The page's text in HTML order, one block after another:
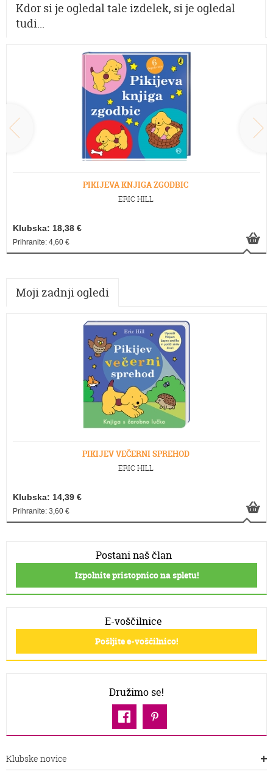
Kdor si je ogledal tale izdelek, si je ogledal
tudi...
PIKIJEVA KNJIGA ZGODBIC
ERIC HILL
Klubska: 18,38 €
Prihranite: 4,60 €
Moji zadnji ogledi
PIKIJEV VEČERNI SPREHOD
ERIC HILL
Klubska: 14,39 €
Prihranite: 3,60 €
Postani naš član
Izpolnite pristopnico na spletu!
E-voščilnice
Pošljite e-voščilnico!
Družimo se!
Klubske novice